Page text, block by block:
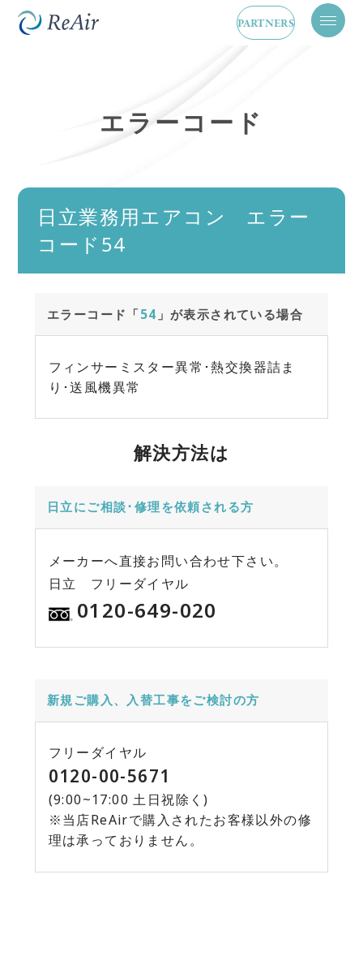
PARTNERS
メ
ニ
エラーコード
日立業務用エアコン エラー
コード54
エラーコード「54 」が表示されている場合
フィンサーミスター異常･熱交換器詰ま
り･送風機異常
解決方法は
日立にご相談･修理を依頼される方
メーカーへ直接お問い合わせ下さい。
日立 フリーダイヤル
0120-649-020
新規ご購入、入替工事をご検討の方
フリーダイヤル
0120-00-5671
(9:00~17:00 土日祝除く)
※当店ReAirで購入されたお客様以外の修
理は承っておりません。